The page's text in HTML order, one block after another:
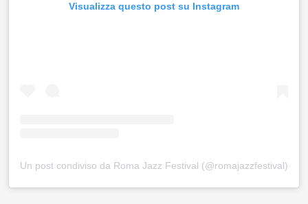
Visualizza questo post su Instagram
Un post condiviso da Roma Jazz Festival (@romajazzfestival)